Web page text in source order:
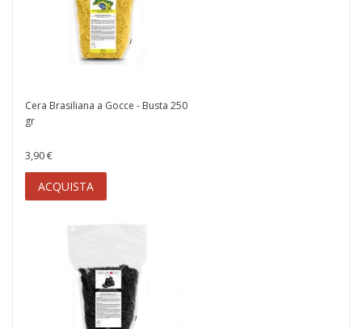
Cera Brasiliana a Gocce - Busta 250
gr
3,90 €
ACQUISTA